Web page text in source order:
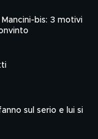
bis: 3 motivi
sul serio e lui si